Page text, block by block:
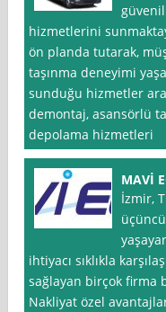
hizmetlerini
ön planda tutarak,
taşınma deneyimi
sunduğu hizmetler
demontaj, asansörlü
depolama hizmetleri
MAVİ
İzmir,
ihtiyacı sıklıkla
sağlayan birçok firma
Nakliyat özel